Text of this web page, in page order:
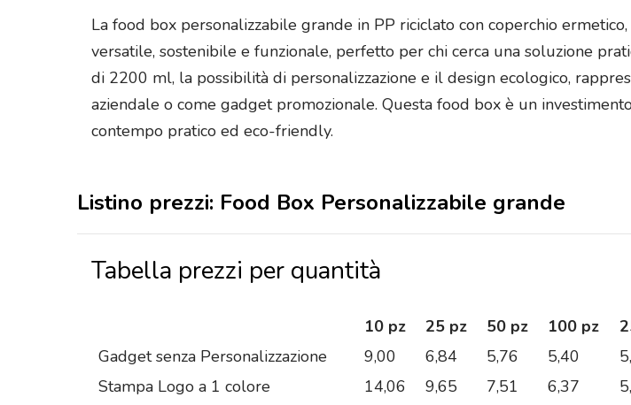
La food box personalizzabile grande in PP riciclato con coperchio
versatile, sostenibile e funzionale, perfetto per chi cerca una soluzione
di 2200 ml, la possibilità di personalizzazione e il design ecologico,
aziendale o come gadget promozionale. Questa food box è un
contempo pratico ed eco-friendly.
Listino prezzi: Food Box Personalizzabile grande
Tabella prezzi per quantità
10 pz 25 pz 50 pz 100 pz
Gadget senza Personalizzazione
9,00 6,84 5,76 5,40
Stampa Logo a 1 colore
14,06 9,65 7,51 6,37